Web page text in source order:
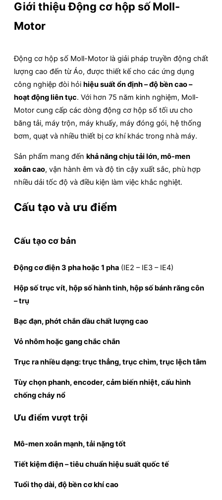
Giới thiệu Động cơ hộp số Moll-
Motor
Động cơ hộp số Moll-Motor là giải pháp truyền động chất
lượng cao đến từ Áo, được thiết kế cho các ứng dụng
công nghiệp đòi hỏi hiệu suất ổn định – độ bền cao –
hoạt động liên tục. Với hơn 75 năm kinh nghiệm, Moll-
Motor cung cấp các dòng động cơ hộp số tối ưu cho
băng tải, máy trộn, máy khuấy, máy đóng gói, hệ thống
bơm, quạt và nhiều thiết bị cơ khí khác trong nhà máy.
Sản phẩm mang đến khả năng chịu tải lớn, mô-men
xoắn cao, vận hành êm và độ tin cậy xuất sắc, phù hợp
nhiều dải tốc độ và điều kiện làm việc khắc nghiệt.
Cấu tạo và ưu điểm
Cấu tạo cơ bản
Động cơ điện 3 pha hoặc 1 pha (IE2 – IE3 – IE4)
Hộp số trục vít, hộp số hành tinh, hộp số bánh răng côn
– trụ
Bạc đạn, phớt chắn dầu chất lượng cao
Vỏ nhôm hoặc gang chắc chắn
Trục ra nhiều dạng: trục thẳng, trục chìm, trục lệch tâm
Tùy chọn phanh, encoder, cảm biến nhiệt, cấu hình
chống cháy nổ
Ưu điểm vượt trội
Mô-men xoắn mạnh, tải nặng tốt
Tiết kiệm điện – tiêu chuẩn hiệu suất quốc tế
Tuổi thọ dài, độ bền cơ khí cao